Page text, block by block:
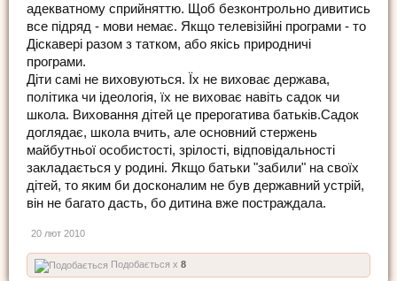
адекватному сприйняттю. Щоб безконтрольно дивитись
все підряд - мови немає. Якщо телевізійні програми - то
Діскавері разом з татком, або якісь природничі
програми.
Діти самі не виховуються. Їх не виховає держава,
політика чи ідеологія, їх не виховає навіть садок чи
школа. Виховання дітей це прерогатива батьків.Садок
доглядає, школа вчить, але основний стержень
майбутньої особистості, зрілості, відповідальності
закладається у родині. Якщо батьки "забили" на своїх
дітей, то яким би досконалим не був державний устрій,
він не багато дасть, бо дитина вже постраждала.
20 лют 2010
Подобається x 8